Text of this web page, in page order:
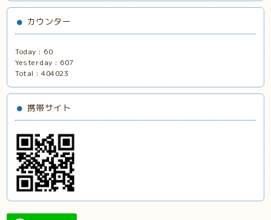
カウンター
Today : 60
Yesterday : 607
Total :404023
携帯サイト